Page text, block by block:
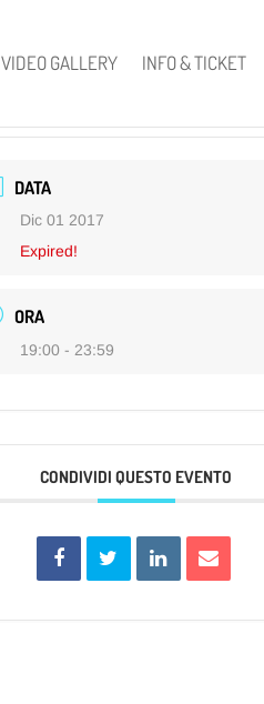
VIDEO GALLERY INFO & TICKET
DATA
Dic 01 2017
Expired!
ORA
19:00 - 23:59
CONDIVIDI QUESTO EVENTO